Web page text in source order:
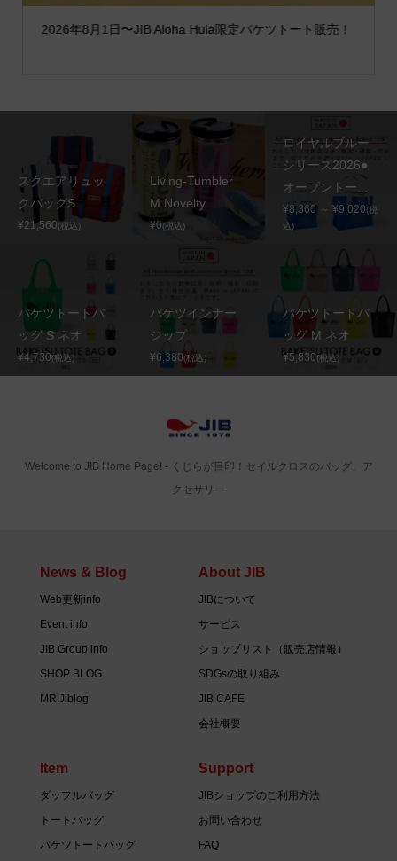
2026年8月1日〜JIB Aloha Hula限定バケツトート販売！
スクエアリュッ
クバッグS
¥21,560(税込)
Living-Tumbler
M Novelty
¥0(税込)
ロイヤルブルー
シリーズ2026●
オープントー...
¥8,360 ～ ¥9,020(税
込)
バケツトートバ
ッグ S ネオ
¥4,730(税込)
バケツインナー
ジップ
¥6,380(税込)
バケツトートバ
ッグ M ネオ
¥5,830(税込)
Welcome to JIB Home Page! ‐ くじらが目印！セイルクロスのバッグ、ア
クセサリー
News & Blog
Web更新info
Event info
JIB Group info
SHOP BLOG
MR.Jiblog
About JIB
JIBについて
サービス
ショップリスト（販売店情報）
SDGsの取り組み
JIB CAFE
会社概要
Item
ダッフルバッグ
トートバッグ
バケツトートバッグ
Support
JIBショップのご利用方法
お問い合わせ
FAQ